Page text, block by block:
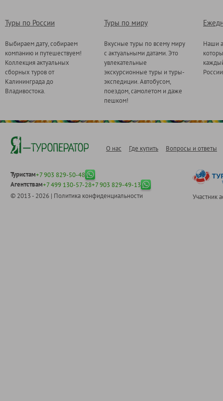
Туры по России
Выбираем дату, собираем
компанию и путешествуем!
Коллекция актуальных
сборных туров от
Калининграда до
Владивостока.
Туры по миру
Вкусные туры по всему миру
с актуальными датами. Это
увлекательные
экскурсионные туры и туры-
экспедиции. Автобусом,
поездом, самолетом и даже
пешком!
Наши
О нас Где купить Вопросы и ответы
Туристам+7 903 829-50-48
Агентствам+7 499 130-57-28+7 903 829-49-13
© 2013 - 2026 | Политика конфиденциальности Участник